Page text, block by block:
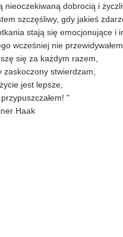
nieoczekiwaną dobrocią i
szczęśliwy, gdy jakieś
stają się emocjonujące i
wcześniej nie przewidywałem.
się za każdym razem,
zaskoczony stwierdzam,
jest lepsze,
"
Haak